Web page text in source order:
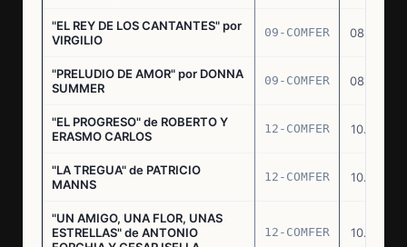
"EL REY DE LOS CANTANTES" por
VIRGILIO
09-COMFER 08.03.77
"PRELUDIO DE AMOR" por DONNA
SUMMER
09-COMFER 08.03.77
"EL PROGRESO" de ROBERTO Y
ERASMO CARLOS
12-COMFER 10.03.77
"LA TREGUA" de PATRICIO
MANNS
12-COMFER 10.03.77
"UN AMIGO, UNA FLOR, UNAS
ESTRELLAS" de ANTONIO
12-COMFER 10.03.77